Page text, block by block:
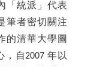
「統派」代表
筆者密切關注
的清華大學圖
自2007 年以